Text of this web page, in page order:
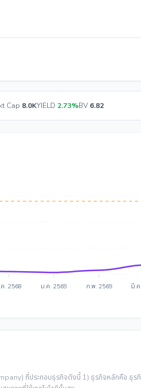
Cap 8.0KYIELD 2.73%BV 6.82
ค. 2568 ม.ค. 2569 ก.พ. 2569 มี.ค
ที่ประกอบธุรกิจดังนี้ 1) ธุรกิจหลักคือ ธุร